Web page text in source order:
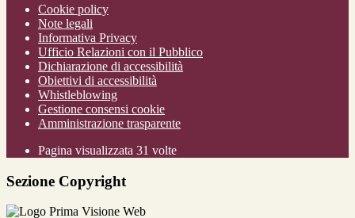
Cookie policy
Note legali
Informativa Privacy
Ufficio Relazioni con il Pubblico
Dichiarazione di accessibilità
Obiettivi di accessibilità
Whistleblowing
Gestione consensi cookie
Amministrazione trasparente
Pagina visualizzata 31 volte
Sezione Copyright